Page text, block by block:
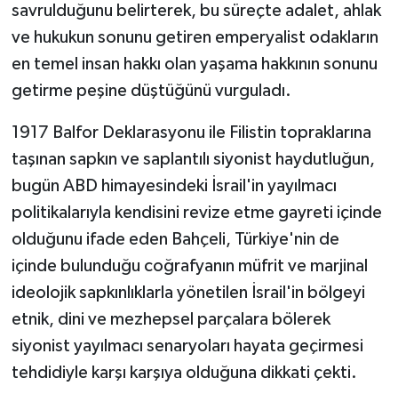
savrulduğunu belirterek, bu süreçte adalet, ahlak
ve hukukun sonunu getiren emperyalist odakların
en temel insan hakkı olan yaşama hakkının sonunu
getirme peşine düştüğünü vurguladı.
1917 Balfor Deklarasyonu ile Filistin topraklarına
taşınan sapkın ve saplantılı siyonist haydutluğun,
bugün ABD himayesindeki İsrail'in yayılmacı
politikalarıyla kendisini revize etme gayreti içinde
olduğunu ifade eden Bahçeli, Türkiye'nin de
içinde bulunduğu coğrafyanın müfrit ve marjinal
ideolojik sapkınlıklarla yönetilen İsrail'in bölgeyi
etnik, dini ve mezhepsel parçalara bölerek
siyonist yayılmacı senaryoları hayata geçirmesi
tehdidiyle karşı karşıya olduğuna dikkati çekti.